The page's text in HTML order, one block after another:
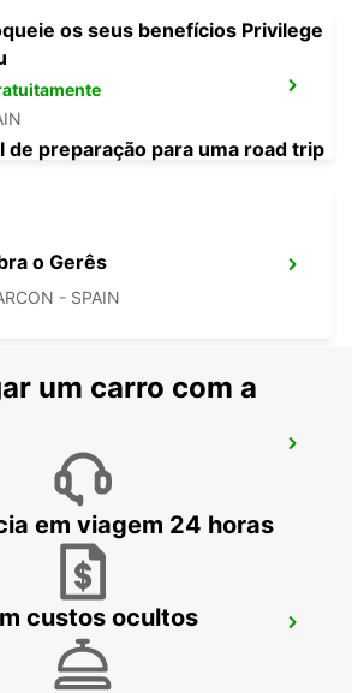
- SPAIN
MADRID TERMINAL 1
DE ESPANHA
os seus benefícios Privilege
de preparação para uma road trip
o Gerês
um carro com a
em viagem 24 horas
custos ocultos